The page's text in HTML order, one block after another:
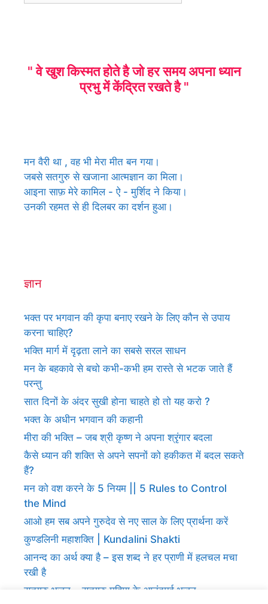
" वे खुश किस्मत होते है जो हर समय अपना ध्यान
प्रभु में केंद्रित रखते है "
मन वैरी था , वह भी मेरा मीत बन गया।
जबसे सतगुरु से खजाना आत्मज्ञान का मिला।
आइना साफ़ मेरे कामिल - ऐ - मुर्शिद ने किया।
उनकी रहमत से ही दिलबर का दर्शन हुआ।
ज्ञान
भक्त पर भगवान की कृपा बनाए रखने के लिए कौन से उपाय
करना चाहिए?
भक्ति मार्ग में दृढ़ता लाने का सबसे सरल साधन
मन के बहकावे से बचो कभी-कभी हम रास्ते से भटक जाते हैं
परन्तु
सात दिनों के अंदर सुखी होना चाहते हो तो यह करो ?
भक्त के अधीन भगवान की कहानी
मीरा की भक्ति – जब श्री कृष्ण ने अपना श्रृंगार बदला
कैसे ध्यान की शक्ति से अपने सपनों को हकीकत में बदल सकते
हैं?
मन को वश करने के 5 नियम || 5 Rules to Control
the Mind
आओ हम सब अपने गुरुदेव से नए साल के लिए प्रार्थना करें
कुण्डलिनी महाशक्ति | Kundalini Shakti
आनन्द का अर्थ क्या है – इस शब्द ने हर प्राणी में हलचल मचा
रखी है
सतगुरु भजन – सतगुरु महिमा के आनंदमई भजन